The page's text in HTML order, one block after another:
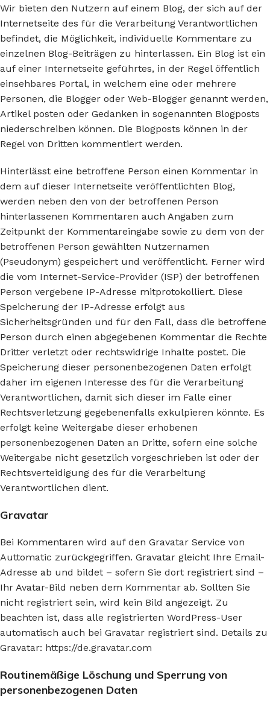
Wir bieten den Nutzern auf einem Blog, der sich auf der
Internetseite des für die Verarbeitung Verantwortlichen
befindet, die Möglichkeit, individuelle Kommentare zu
einzelnen Blog-Beiträgen zu hinterlassen. Ein Blog ist ein
auf einer Internetseite geführtes, in der Regel öffentlich
einsehbares Portal, in welchem eine oder mehrere
Personen, die Blogger oder Web-Blogger genannt werden,
Artikel posten oder Gedanken in sogenannten Blogposts
niederschreiben können. Die Blogposts können in der
Regel von Dritten kommentiert werden.
Hinterlässt eine betroffene Person einen Kommentar in
dem auf dieser Internetseite veröffentlichten Blog,
werden neben den von der betroffenen Person
hinterlassenen Kommentaren auch Angaben zum
Zeitpunkt der Kommentareingabe sowie zu dem von der
betroffenen Person gewählten Nutzernamen
(Pseudonym) gespeichert und veröffentlicht. Ferner wird
die vom Internet-Service-Provider (ISP) der betroffenen
Person vergebene IP-Adresse mitprotokolliert. Diese
Speicherung der IP-Adresse erfolgt aus
Sicherheitsgründen und für den Fall, dass die betroffene
Person durch einen abgegebenen Kommentar die Rechte
Dritter verletzt oder rechtswidrige Inhalte postet. Die
Speicherung dieser personenbezogenen Daten erfolgt
daher im eigenen Interesse des für die Verarbeitung
Verantwortlichen, damit sich dieser im Falle einer
Rechtsverletzung gegebenenfalls exkulpieren könnte. Es
erfolgt keine Weitergabe dieser erhobenen
personenbezogenen Daten an Dritte, sofern eine solche
Weitergabe nicht gesetzlich vorgeschrieben ist oder der
Rechtsverteidigung des für die Verarbeitung
Verantwortlichen dient.
Gravatar
Bei Kommentaren wird auf den Gravatar Service von
Auttomatic zurückgegriffen. Gravatar gleicht Ihre Email-
Adresse ab und bildet – sofern Sie dort registriert sind –
Ihr Avatar-Bild neben dem Kommentar ab. Sollten Sie
nicht registriert sein, wird kein Bild angezeigt. Zu
beachten ist, dass alle registrierten WordPress-User
automatisch auch bei Gravatar registriert sind. Details zu
Gravatar: https://de.gravatar.com
Routinemäßige Löschung und Sperrung von
personenbezogenen Daten